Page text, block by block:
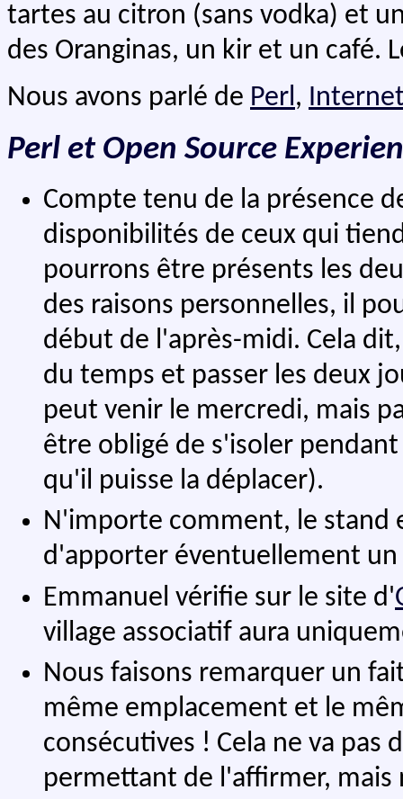
tartes au citron (sans vodka) et
des Oranginas, un kir et un café.
Nous avons parlé de Perl,
Perl et Open Source
Compte tenu de la présence
disponibilités de ceux qui
pourrons être présents les
des raisons personnelles, il
début de l'après-midi. Cela
du temps et passer les deux
peut venir le mercredi, mais
être obligé de s'isoler
qu'il puisse la déplacer).
N'importe comment, le stand
d'apporter éventuellement
Emmanuel vérifie sur le site d'
village associatif aura
Nous faisons remarquer un
même emplacement et le
consécutives ! Cela ne va pas
permettant de l'affirmer,